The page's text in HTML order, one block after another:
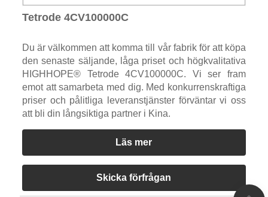
Tetrode 4CV100000C
Du är välkommen att komma till vår fabrik för att köpa
den senaste säljande, låga priset och högkvalitativa
HIGHHOPE® Tetrode 4CV100000C. Vi ser fram
emot att samarbeta med dig. Med konkurrenskraftiga
priser och pålitliga leveranstjänster förväntar vi oss
att bli din långsiktiga partner i Kina.
Läs mer
Skicka förfrågan